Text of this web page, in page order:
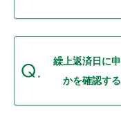
繰上返済日に
かを確認す